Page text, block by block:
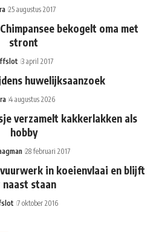
25 augustus 2017
bekogelt oma met
stront
3 april 2017
huwelijksaanzoek
4 augustus 2026
verzamelt kakkerlakken als
hobby
28 februari 2017
in koeienvlaai en blijft
naast staan
7 oktober 2016